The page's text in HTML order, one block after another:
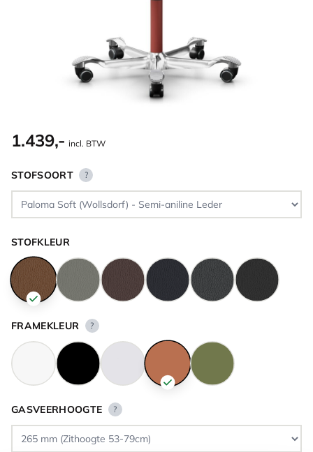
1.439,- incl. BTW
STOFSOORT ?
STOFKLEUR
FRAMEKLEUR ?
GASVEERHOOGTE ?